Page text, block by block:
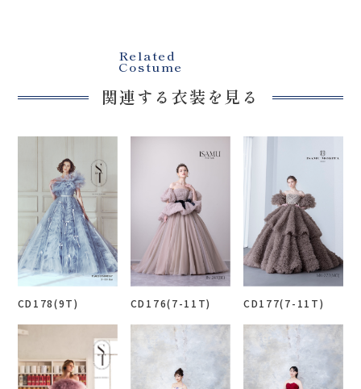
Related
Costume
関連する衣装を見る
CD178(9T) CD176(7-11T) CD177(7-11T)